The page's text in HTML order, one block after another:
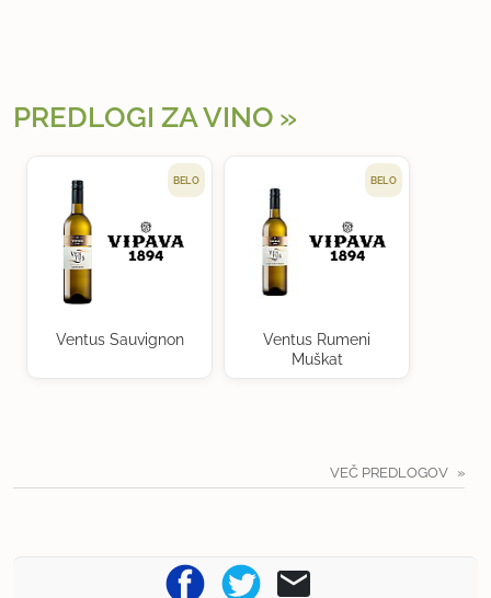
PREDLOGI ZA VINO
BELO
Ventus Sauvignon
BELO
Ventus Rumeni
Muškat
VEČ PREDLOGOV